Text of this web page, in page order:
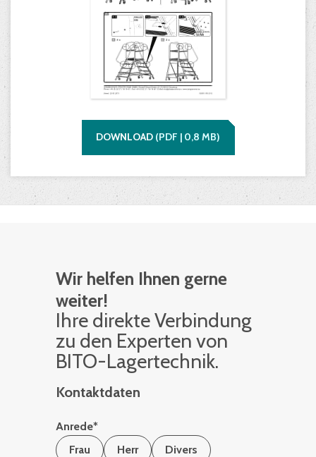
DOWNLOAD (PDF | 0,8 MB)
Wir helfen Ihnen gerne
weiter!
Ihre di­rek­te Ver­bin­dung
zu den Ex­per­ten von
BITO-La­ger­tech­nik.
Kontaktdaten
Anrede*
Frau
Herr Divers